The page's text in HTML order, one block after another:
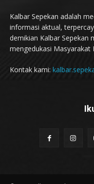
Kalbar Sepekan adalah
informasi aktual,
demikian Kalbar Sepekan
mengedukasi Masyarakat
Kontak kami: